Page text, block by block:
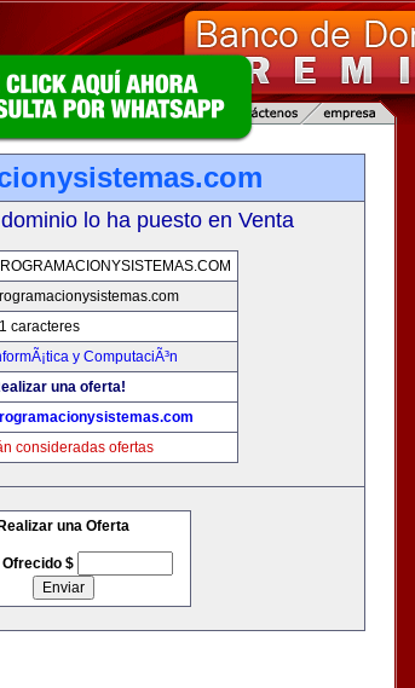
lo ha puesto en Venta
caracteres
y ComputaciÃ³n
una oferta!
consideradas ofertas
Realizar una Oferta
Ofrecido $